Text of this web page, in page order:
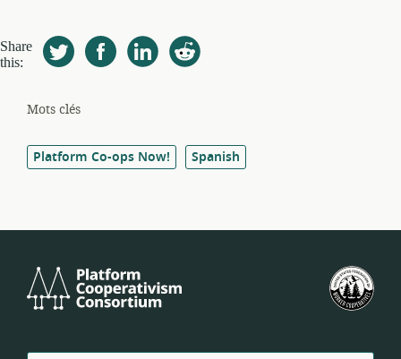
Share
this:
Mots clés
Platform Co-ops Now! Spanish
Cooperativism